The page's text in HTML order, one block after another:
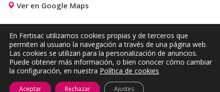
Ver en Google Maps
© 2025 Todos los derechos
reservados. Desarrollo web
Publicidad.
En Fertisac utilizamos cookies propias y de terceros que
permiten al usuario la navegación a través de una página web.
Las cookies se utilizan para la personalización de anuncios.
Puede obtener más información, o bien conocer cómo cambiar
la configuración, en nuestra Política de cookies
Aceptar Rechazar Ajustes